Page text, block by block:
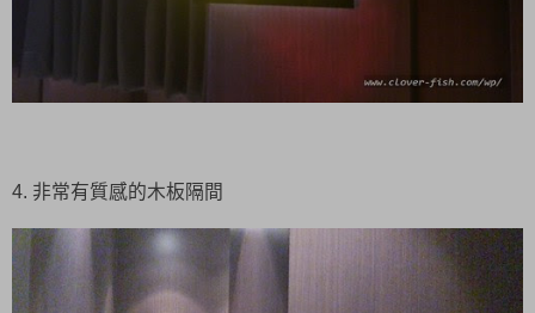
4. 非常有質感的木板隔間